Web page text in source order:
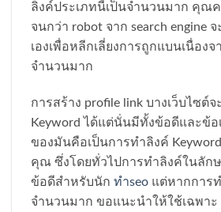
ลิงค์ประเภทนี้เป็นจำนวนมาก คุณ
จนกว่า robot จาก search engine
เองเพื่อหลีกเลี่ยงการถูกแบนเนื่อง
จำนวนมาก
การสร้าง profile link บางเว็บไซต์จ
Keyword ได้แต่นั่นมีทั้งข้อดีและข้
ของมันคือเป็นการทำลิงค์
คุณ ซึ่งโดยทั่วไปการทำลิงค์ในลัก
ข้อดีสำหรับนัก ทำseo แต่หากการ
จำนวนมาก ขอแนะนำให้ใช้เฉพาะ